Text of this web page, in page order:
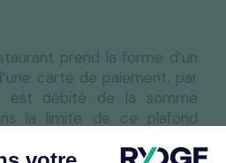
prend la forme d’un
carte de paiement, par
est débité de la somme
la limite de ce plafond